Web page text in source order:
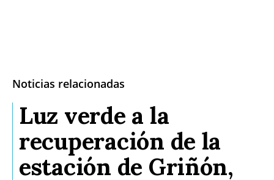
Noticias relacionadas
Luz verde a la
recuperación de la
estación de Griñón,